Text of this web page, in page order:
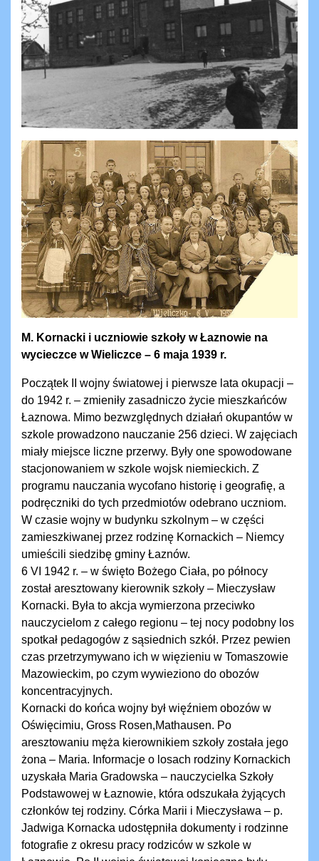
M. Kornacki i uczniowie szkoły w Łaznowie na
wycieczce w Wieliczce – 6 maja 1939 r.
Początek II wojny światowej i pierwsze lata okupacji –
do 1942 r. – zmieniły zasadniczo życie mieszkańców
Łaznowa. Mimo bezwzględnych działań okupantów w
szkole prowadzono nauczanie 256 dzieci. W zajęciach
miały miejsce liczne przerwy. Były one spowodowane
stacjonowaniem w szkole wojsk niemieckich. Z
programu nauczania wycofano historię i geografię, a
podręczniki do tych przedmiotów odebrano uczniom.
W czasie wojny w budynku szkolnym – w części
zamieszkiwanej przez rodzinę Kornackich – Niemcy
umieścili siedzibę gminy Łaznów.
6 VI 1942 r. – w święto Bożego Ciała, po północy
został aresztowany kierownik szkoły – Mieczysław
Kornacki. Była to akcja wymierzona przeciwko
nauczycielom z całego regionu – tej nocy podobny los
spotkał pedagogów z sąsiednich szkół. Przez pewien
czas przetrzymywano ich w więzieniu w Tomaszowie
Mazowieckim, po czym wywieziono do obozów
koncentracyjnych.
Kornacki do końca wojny był więźniem obozów w
Oświęcimiu, Gross Rosen,Mathausen. Po
aresztowaniu męża kierownikiem szkoły została jego
żona – Maria. Informacje o losach rodziny Kornackich
uzyskała Maria Gradowska – nauczycielka Szkoły
Podstawowej w Łaznowie, która odszukała żyjących
członków tej rodziny. Córka Marii i Mieczysława – p.
Jadwiga Kornacka udostępniła dokumenty i rodzinne
fotografie z okresu pracy rodziców w szkole w